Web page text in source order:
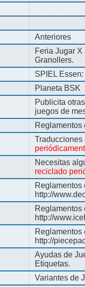
Anteriores
Feria Jugar
Granollers.
SPIEL
Planeta BSK
Publicita
juegos de
Reglamentos
Necesitas
reciclado
Reglamentos
http://
Reglamentos
http://
Reglamentos
http://
Ayudas de
Etiquetas.
Variantes de